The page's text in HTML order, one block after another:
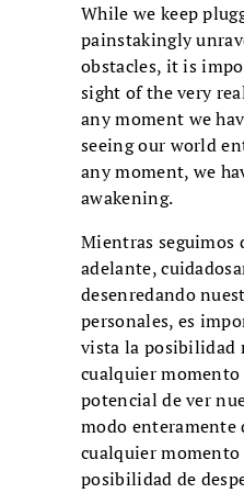
While we keep
painstakingly
obstacles, it is
sight of the very
any moment we
seeing our world
any moment, we
awakening.
Mientras seguimos
adelante,
desenredando
personales, es
vista la posibilidad
cualquier
potencial de ver
modo enteramente
cualquier
posibilidad de